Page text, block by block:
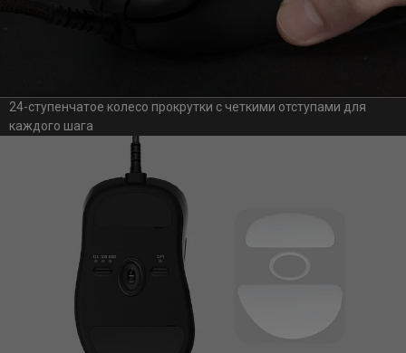
24-ступенчатое колесо прокрутки с четкими отступами для
каждого шага